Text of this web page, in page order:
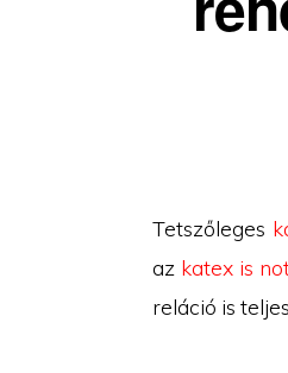
Tetszőleges
az katex is
reláció is